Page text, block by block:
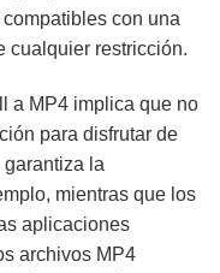
con una
cualquier restricción.
a MP4 implica que no
para disfrutar de
garantiza la
mientras que los
aplicaciones
archivos MP4